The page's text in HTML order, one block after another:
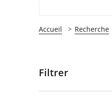
Accueil Recherche
Passer
Filtrer